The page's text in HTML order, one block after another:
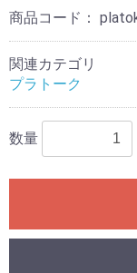
商品コード：
関連カテゴリ
プラトーク
数量